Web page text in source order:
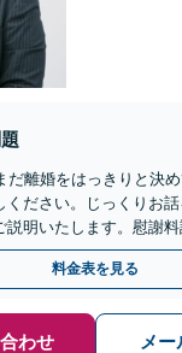
だ離婚をはっきりと決
ください。じっくりお
明いたします。慰謝料
。【web面談可能】
料金表を見る
わせ メ